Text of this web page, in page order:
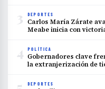
3 DEPORTES
Carlos María Zárate
Meabe inicia con
4 POLÍTICA
Gobernadores clave
la extranjerización de
DEPORTES